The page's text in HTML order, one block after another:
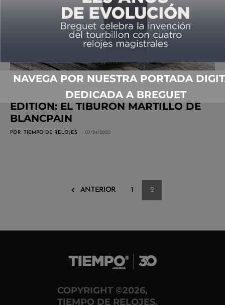
BATHYSCAPHE MOKARRAN LIMITED
EDITION: EL TIBURÓN MARTILLO DE
BLANCPAIN
POR TIEMPO DE RELOJES 07/24/2020
ANTERIOR 1 2
COPYRIGHT ©2026,
TIEMPO DE RELOJES.
NAVEGA POR NUESTRA PORTADA
DEDICADA A BREGUET